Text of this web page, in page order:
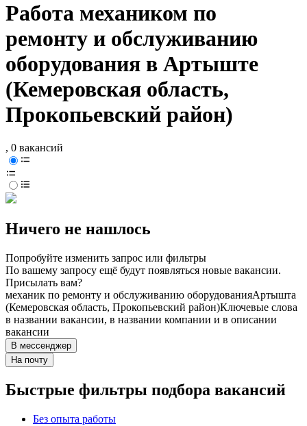
Работа механиком по
ремонту и обслуживанию
оборудования в Артыште
(Кемеровская область,
Прокопьевский район)
, 0 вакансий
Ничего не нашлось
Попробуйте изменить запрос или фильтры
По вашему запросу ещё будут появляться новые вакансии.
Присылать вам?
механик по ремонту и обслуживанию оборудованияАртышта
(Кемеровская область, Прокопьевский район)Ключевые слова
в названии вакансии, в названии компании и в описании
вакансии
В мессенджер
На почту
Быстрые фильтры подбора вакансий
Без опыта работы